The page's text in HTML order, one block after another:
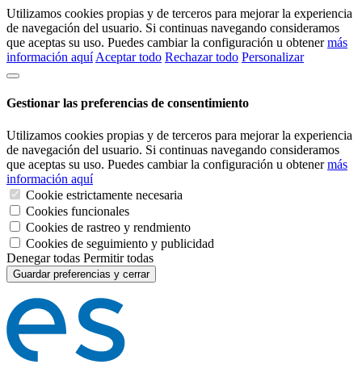
Utilizamos cookies propias y de terceros para mejorar la experiencia
de navegación del usuario. Si continuas navegando consideramos
que aceptas su uso. Puedes cambiar la configuración u obtenermás
información aquí Aceptar todo Rechazar todo Personalizar
Gestionar las preferencias de consentimiento
Utilizamos cookies propias y de terceros para mejorar la experiencia
de navegación del usuario. Si continuas navegando consideramos
que aceptas su uso. Puedes cambiar la configuración u obtenermás
información aquí
Cookie estrictamente necesaria
Cookies funcionales
Cookies de rastreo y rendmiento
Cookies de seguimiento y publicidad
Denegar todas Permitir todas
Guardar preferencias y cerrar